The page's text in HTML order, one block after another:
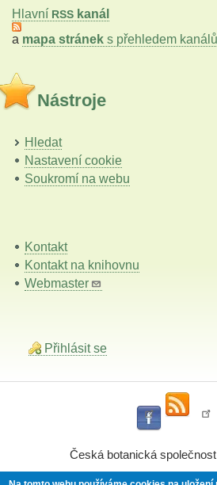
Hlavní RSS kanál
a mapa stránek s přehledem kanálů
Nástroje
Hledat
Nastavení cookie
Soukromí na webu
Kontakt
Kontakt na knihovnu
Webmaster
Přihlásit se
Česká botanická